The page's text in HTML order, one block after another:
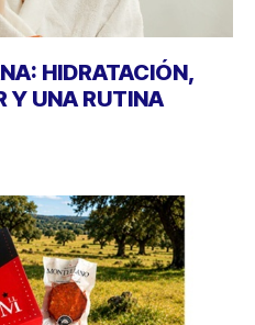
HIDRATACIÓN,
Y UNA RUTINA